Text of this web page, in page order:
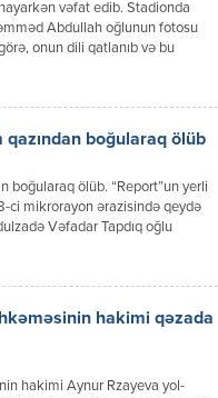
vəfat edib. Stadionda
Abdullah oğlunun fotosu
onun dili qatlanıb və bu
[…]
qazından boğularaq ölüb
boğularaq ölüb. “Report”un yerli
ci mikrorayon ərazisində qeydə
Vəfadar Tapdıq oğlu
hakimi qəzada
hakimi Aynur Rzayeva yol-